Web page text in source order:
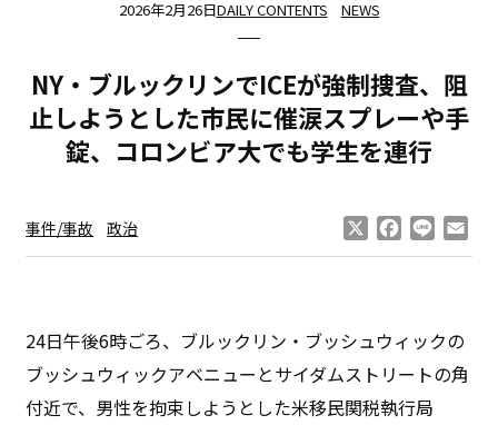
2026年2月26日DAILY CONTENTS NEWS
NY・ブルックリンでICEが強制捜査、阻
止しようとした市民に催涙スプレーや手
錠、コロンビア大でも学生を連行
事件/事故 政治 Facebook
Line
24日午後6時ごろ、ブルックリン・ブッシュウィックの
ブッシュウィックアベニューとサイダムストリートの角
付近で、男性を拘束しようとした米移民関税執行局